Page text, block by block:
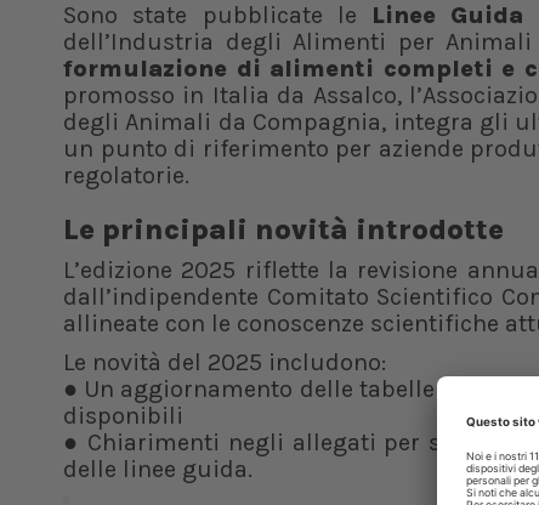
Sono state pubblicate le Linee
dell’Industria degli Alimenti per
formulazione di alimenti completi e
promosso in Italia da Assalco,
degli Animali da Compagnia, integra gli
un punto di riferimento per aziende
regolatorie.
Le principali novità introdotte
L’edizione 2025 riflette la revisione
dall’indipendente Comitato Scientifico
allineate con le conoscenze scientifiche
Le novità del 2025 includono:
● Un aggiornamento delle tabelle
disponibili
● Chiarimenti negli allegati per
delle linee guida.